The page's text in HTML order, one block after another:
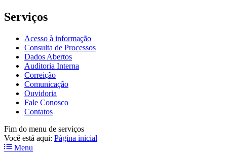
Serviços
Acesso à informação
Consulta de Processos
Dados Abertos
Auditoria Interna
Correição
Comunicação
Ouvidoria
Fale Conosco
Contatos
Fim do menu de serviços
Você está aqui: Página inicial
Menu